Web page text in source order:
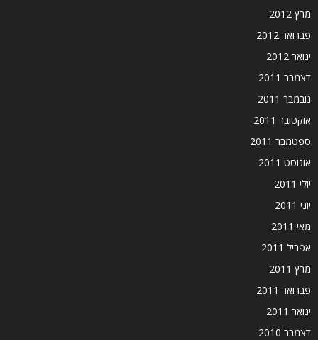
מרץ 2012
פברואר 2012
ינואר 2012
דצמבר 2011
נובמבר 2011
אוקטובר 2011
ספטמבר 2011
אוגוסט 2011
יולי 2011
יוני 2011
מאי 2011
אפריל 2011
מרץ 2011
פברואר 2011
ינואר 2011
דצמבר 2010